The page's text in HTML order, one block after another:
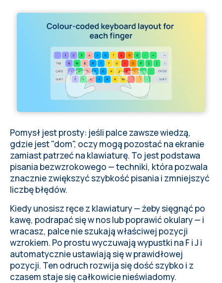
Pomysł jest prosty: jeśli palce zawsze wiedzą,
gdzie jest "dom", oczy mogą pozostać na ekranie
zamiast patrzeć na klawiaturę. To jest podstawa
pisania bezwzrokowego — techniki, która pozwala
znacznie zwiększyć szybkość pisania i zmniejszyć
liczbę błędów.
Kiedy unosisz ręce z klawiatury — żeby sięgnąć po
kawę, podrapać się w nos lub poprawić okulary — i
wracasz, palce nie szukają właściwej pozycji
wzrokiem. Po prostu wyczuwają wypustki na F i J i
automatycznie ustawiają się w prawidłowej
pozycji. Ten odruch rozwija się dość szybko i z
czasem staje się całkowicie nieświadomy.